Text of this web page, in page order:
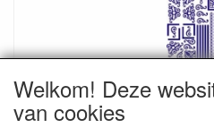
Welkom! Deze
van cookies